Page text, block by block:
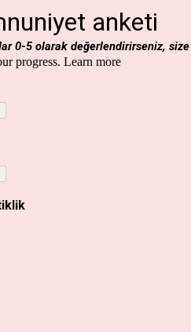
anketi
0-5 olarak değerlendirirseniz,
progress. Learn more